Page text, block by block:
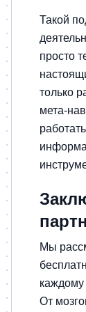
Такой
просто
только
мета-
Мы
каждому
От